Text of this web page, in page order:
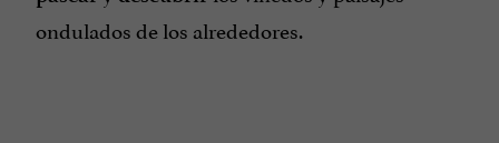
ondulados de los alrededores.